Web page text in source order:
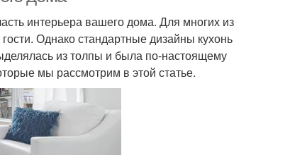
интерьера вашего дома. Для многих из
Однако стандартные дизайны кухонь
из толпы и была по-настоящему
мы рассмотрим в этой статье.